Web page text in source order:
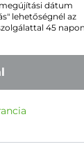
dátum
lehetőségnél az
45 napon